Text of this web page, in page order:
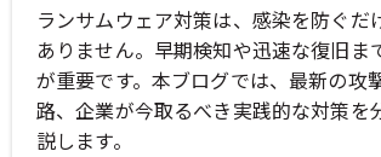
ランサムウェア対策は、感染を防ぐだ
ありません。早期検知や迅速な復旧ま
が重要です。本ブログでは、最新の攻
路、企業が今取るべき実践的な対策を
説します。